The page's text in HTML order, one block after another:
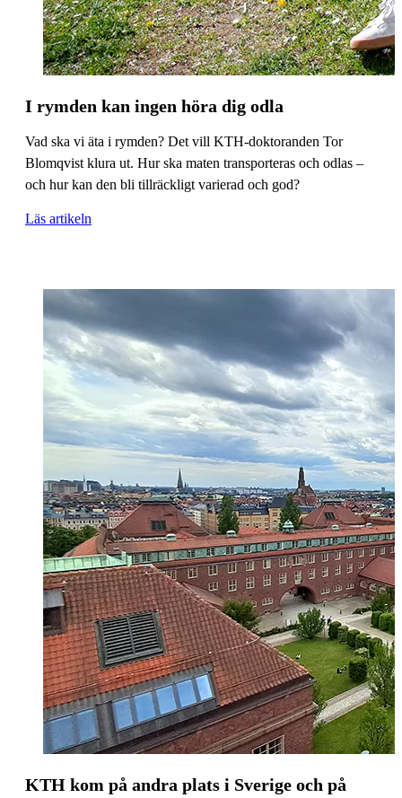
I rymden kan ingen höra dig odla
Vad ska vi äta i rymden? Det vill KTH-doktoranden Tor
Blomqvist klura ut. Hur ska maten transporteras och odlas –
och hur kan den bli tillräckligt varierad och god?
Läs artikeln
KTH kom på andra plats i Sverige och på